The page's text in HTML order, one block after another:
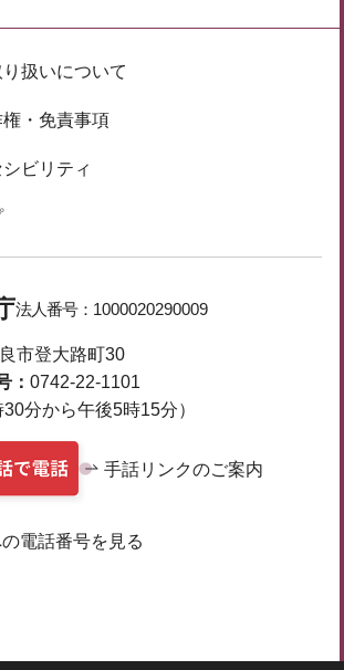
扱いについて
・免責事項
ビリティ
法人番号： 1000020290009
市登大路町30
： 0742-22-1101
30分から午後5時15分）
手話リンクのご案内
電話番号を見る